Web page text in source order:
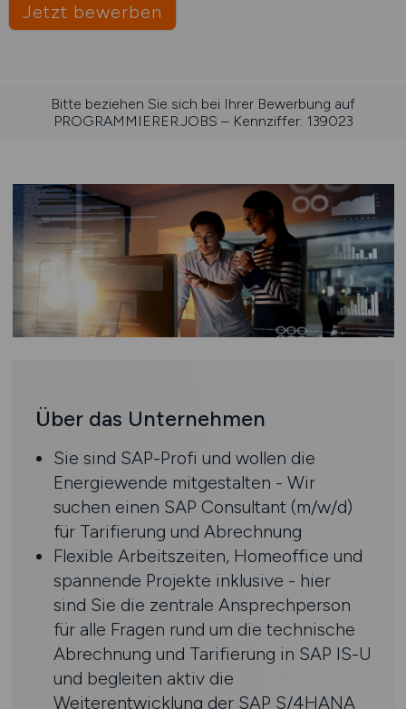
Jetzt bewerben
Bitte beziehen Sie sich bei Ihrer Bewerbung auf
PROGRAMMIERER.JOBS – Kennziffer: 139023
Über das Unternehmen
Sie sind SAP-Profi und wollen die
Energiewende mitgestalten - Wir
suchen einen SAP Consultant (m/w/d)
für Tarifierung und Abrechnung
Flexible Arbeitszeiten, Homeoffice und
spannende Projekte inklusive - hier
sind Sie die zentrale Ansprechperson
für alle Fragen rund um die technische
Abrechnung und Tarifierung in SAP IS-U
und begleiten aktiv die
Weiterentwicklung der SAP S/4HANA